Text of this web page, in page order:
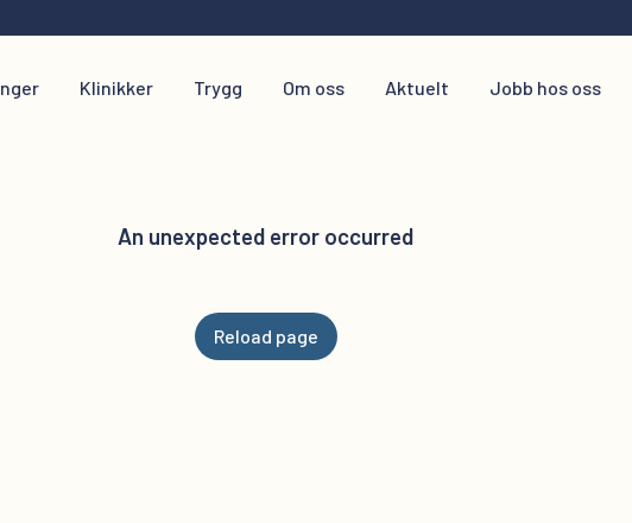
Klinikker Trygg Om oss Aktuelt Jobb hos oss
An unexpected error occurred
Reload page